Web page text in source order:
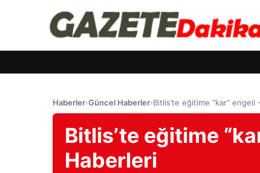
Haberler›Güncel Haberler›Bitlis’te eğitime “kar” engeli
Bitlis’te eğitime
Haberleri